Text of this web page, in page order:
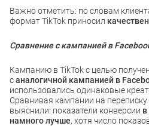
Важно отметить: по словам
формат TikTok приносил
Сравнение с кампанией в
Кампанию в TikTok с целью
саналогичной кампанией в
использовались одинаковые
Сравнивая кампании на
выяснили: показатели конверсии
намного лучше, хотя число